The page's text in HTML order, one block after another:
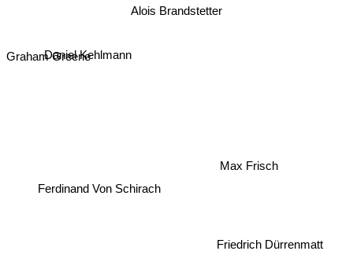
Alois Brandstetter
Daniel Kehlmann
Ferdinand Von Schirach
Max Frisch
Graham Greene